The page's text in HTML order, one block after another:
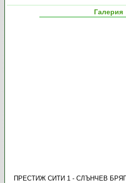
Галерия
ПРЕСТИЖ СИТИ 1 - СЛЪНЧЕВ БРЯГ